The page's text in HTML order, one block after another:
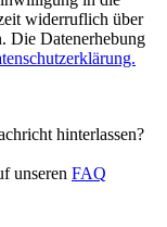
widerruflich über
Die Datenerhebung
hinterlassen?
unseren FAQ